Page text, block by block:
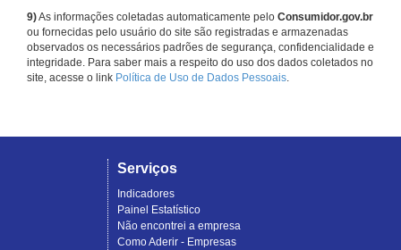
9)As informações coletadas automaticamente pelo Consumidor.gov.br
ou fornecidas pelo usuário do site são registradas e armazenadas
observados os necessários padrões de segurança, confidencialidade e
integridade. Para saber mais a respeito do uso dos dados coletados no
site, acesse o link Política de Uso de Dados Pessoais.
Serviços
Indicadores
Painel Estatístico
Não encontrei a empresa
Como Aderir - Empresas